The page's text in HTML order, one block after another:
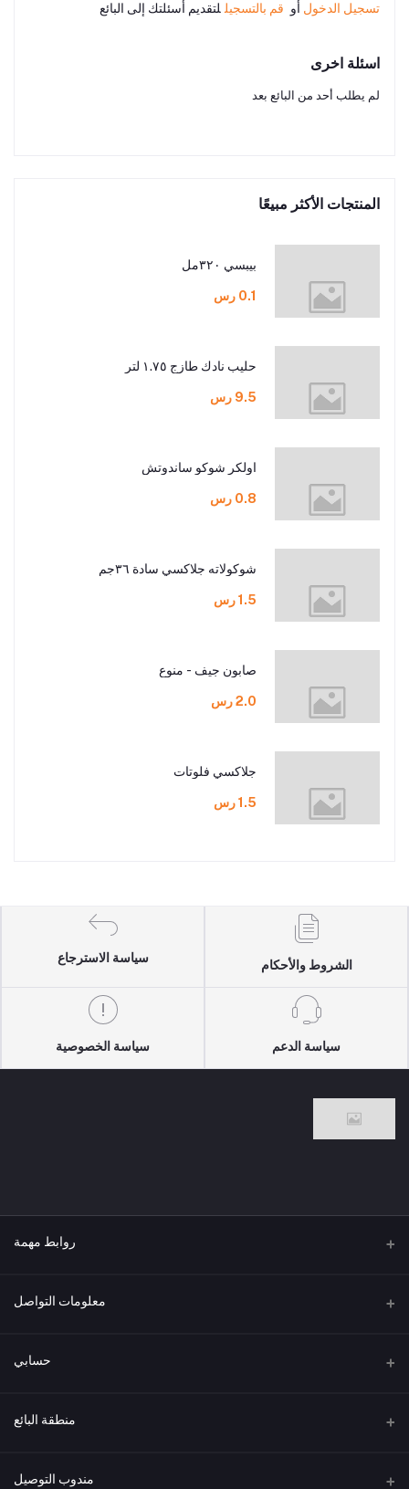
تسجيل الدخول أو قم بالتسجيل لتقديم أسئلتك إلى البائع
اسئلة اخرى
لم يطلب أحد من البائع بعد
المنتجات الأكثر مبيعًا
بيبسي ٣٢٠مل
0.1 رس
حليب نادك طازج ١.٧٥ لتر
9.5 رس
اولكر شوكو ساندوتش
0.8 رس
شوكولاته جلاكسي سادة ٣٦جم
1.5 رس
صابون جيف - منوع
2.0 رس
جلاكسي فلوتات
1.5 رس
الشروط والأحكام
سياسة الاسترجاع
سياسة الدعم سياسة الخصوصية
روابط مهمة
من نحن معلومات التواصل
العنوان حسابي
تسجيل الدخول
قائمة الرغبات
منطقة البائع
كن بائعًا مندوب التوصيل